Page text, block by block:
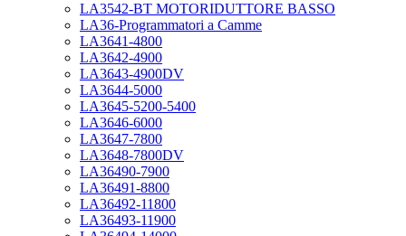
LA3542-BT MOTORIDUTTORE BASSO
LA36-Programmatori a Camme
LA3641-4800
LA3642-4900
LA3643-4900DV
LA3644-5000
LA3645-5200-5400
LA3646-6000
LA3647-7800
LA3648-7800DV
LA36490-7900
LA36491-8800
LA36492-11800
LA36493-11900